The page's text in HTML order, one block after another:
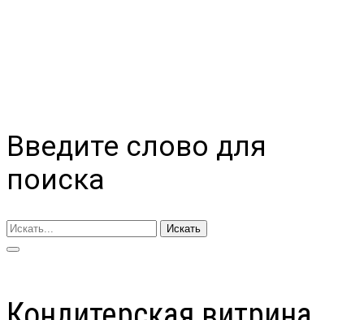
Введите слово для
поиска
Искать